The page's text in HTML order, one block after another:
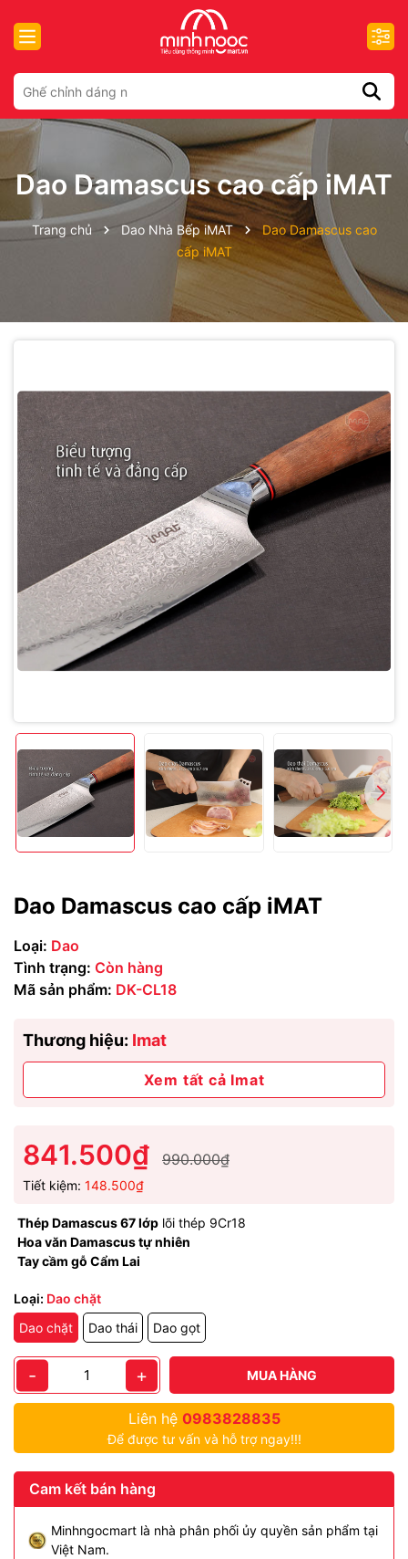
Dao Damascus cao cấp iMAT
Trang chủ Dao Nhà Bếp iMAT
Dao Damascus cao
cấp iMAT
Dao Damascus cao cấp iMAT
Loại: Dao
Tình trạng: Còn hàng
Mã sản phẩm: DK-CL18
Thương hiệu: Imat
Xem tất cả Imat
841.500₫ 990.000₫
Tiết kiệm: 148.500₫
Thép Damascus 67 lớp lõi thép 9Cr18
Hoa văn Damascus tự nhiên
Tay cầm gỗ Cẩm Lai
Loại: Dao chặt
Dao chặt
Dao thái Dao gọt
- + MUA HÀNG
Liên hệ 0983828835
Để được tư vấn và hỗ trợ ngay!!!
Cam kết bán hàng
Minhngocmart là nhà phân phối ủy quyền sản phẩm tại
Việt Nam.